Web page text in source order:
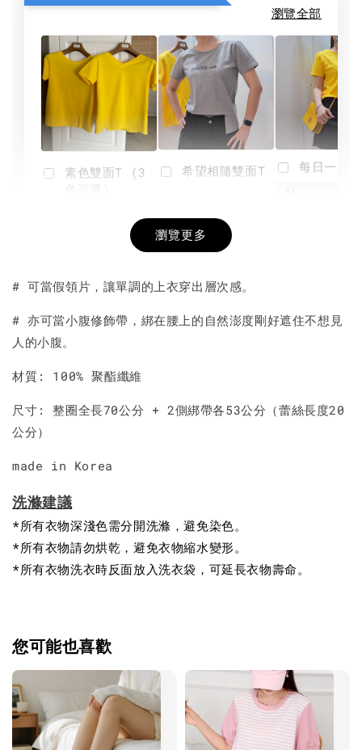
瀏覽全部
素色雙面T (3
+
希望相隨雙面T
NT$ 190
-
每日一笑
瀏覽更多
# 可當假領片，讓單調的上衣穿出層次感。
# 亦可當小腹修飾帶，綁在腰上的自然澎度剛好遮住不想見
人的小腹。
材質: 100% 聚酯纖維
尺寸: 整圈全長70公分 + 2側綁帶各53公分（蕾絲長度20
公分）
made in Korea
洗滌建議
*所有衣物深淺色需分開洗滌，避免染色。
*所有衣物請勿烘乾，避免衣物縮水變形。
*所有衣物洗衣時反面放入洗衣袋，可延長衣物壽命。
您可能也喜歡